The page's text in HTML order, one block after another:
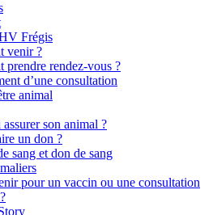
Frégis
venir ?
prendre rendez-vous ?
d’une consultation
animal
son animal ?
un don ?
sang et don de sang
pour un vaccin ou une consultation